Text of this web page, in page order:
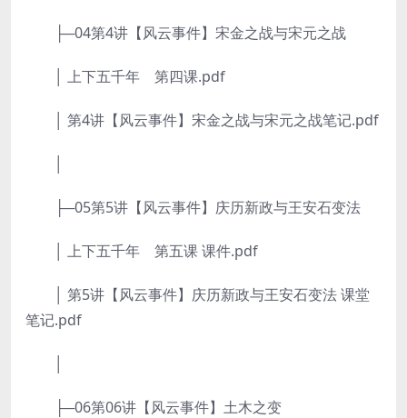
├─04第4讲【风云事件】宋金之战与宋元之战
│ 上下五千年 第四课.pdf
│ 第4讲【风云事件】宋金之战与宋元之战笔记.pdf
├─05第5讲【风云事件】庆历新政与王安石变法
│ 上下五千年 第五课 课件.pdf
│ 第5讲【风云事件】庆历新政与王安石变法 课堂
笔记.pdf
├─06第06讲【风云事件】土木之变